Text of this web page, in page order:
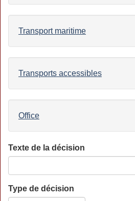
Transport maritime
Transports accessibles
Office
Texte de la décision
Type de décision